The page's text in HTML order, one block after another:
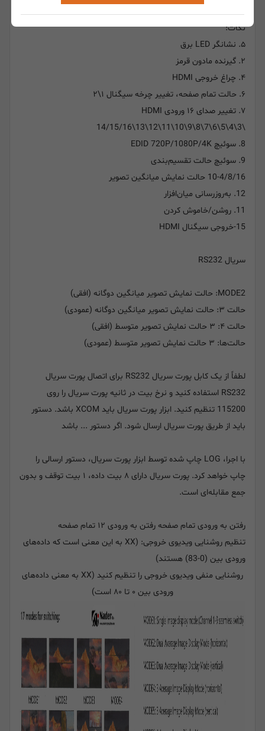
۴. کنترل از راه دور x1
نکات:
۵. نشانگر LED برق
۲. گیرنده مادون قرمز
۴. چراغ خروجی HDMI
۶. حالت تمام صفحه، تغییر چرخه سیگنال ۱\۲
۷. تغییر صدای ۱۶ ورودی HDMI
\3\4\5\6\7\8\9\10\11\12\13\14/15/16
8. سوئیچ EDID 720P/1080P/4K
9. سوئیچ حالت تقسیم‌بندی
10-4/8/16 حالت نمایش میانگین تصویر
12. به‌روزرسانی میان‌افزار
11. روشن/خاموش کردن
15-خروجی سیگنال HDMI
سریال RS232
MODE2: حالت نمایش تصویر میانگین دوگانه (افقی)
حالت ۳: حالت نمایش تصویر میانگین دوگانه (عمودی)
حالت ۴: ۳ حالت نمایش تصویر متوسط ​​(افقی)
حالت‌ها: ۳ حالت نمایش تصویر متوسط ​​(عمودی)
لطفاً از یک کابل پورت سریال RS232 برای اتصال پورت سریال
RS232 استفاده کنید و نرخ بیت در ثانیه پورت سریال را روی
115200 تنظیم کنید. ابزار پورت سریال باید XCOM باشد. دستور
باید از طریق پورت سریال ارسال شود. اگر دستور ... باشد
با اجرا، LOG چاپ شده توسط ابزار پورت سریال، دستور ارسالی را
چاپ خواهد کرد. پورت سریال دارای ۸ بیت داده، ۱ بیت توقف و بدون
جمع مقابله‌ای است.
رفتن به ورودی تمام صفحه رفتن به ورودی ۱۲ تمام صفحه
تنظیم روشنایی ویدیوی خروجی: (XX به این معنی است که داده‌های
ورودی بین (0-83) هستند)
روشنایی منفی ویدیوی خروجی را تنظیم کنید (XX به معنی داده‌های
ورودی بین ۰ تا ۸۰ است)